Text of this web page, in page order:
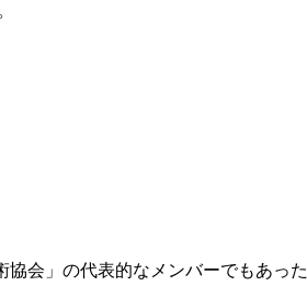
会」の代表的なメンバーでもあった